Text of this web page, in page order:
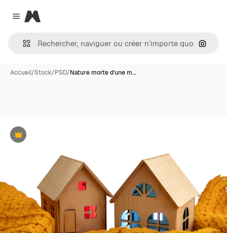
Close menu
Magnific
Accueil/Stock/PSD/Nature morte d'une m…
Premium